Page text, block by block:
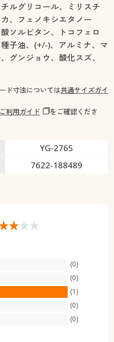
ルグリコール、ミリスチ
、フェノキシエタノー
ソルビタン、トコフェロ
子油、(+/-)、アルミナ、マ
グンジョウ、酸化スズ、
ド寸法については共通サイズガイ
ご利用ガイド
をご確認くださ
YG-2765
7622-188489
(0)
(0)
(1)
(0)
(0)